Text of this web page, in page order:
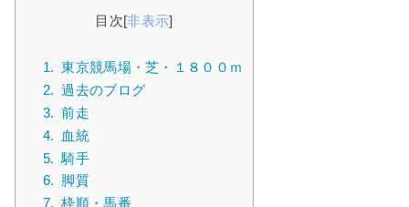
目次[非表示]
1. 東京競馬場・芝・１８００ｍ
2. 過去のブログ
3. 前走
4.
血統
5. 騎手
6. 脚質
7. 枠順・馬番